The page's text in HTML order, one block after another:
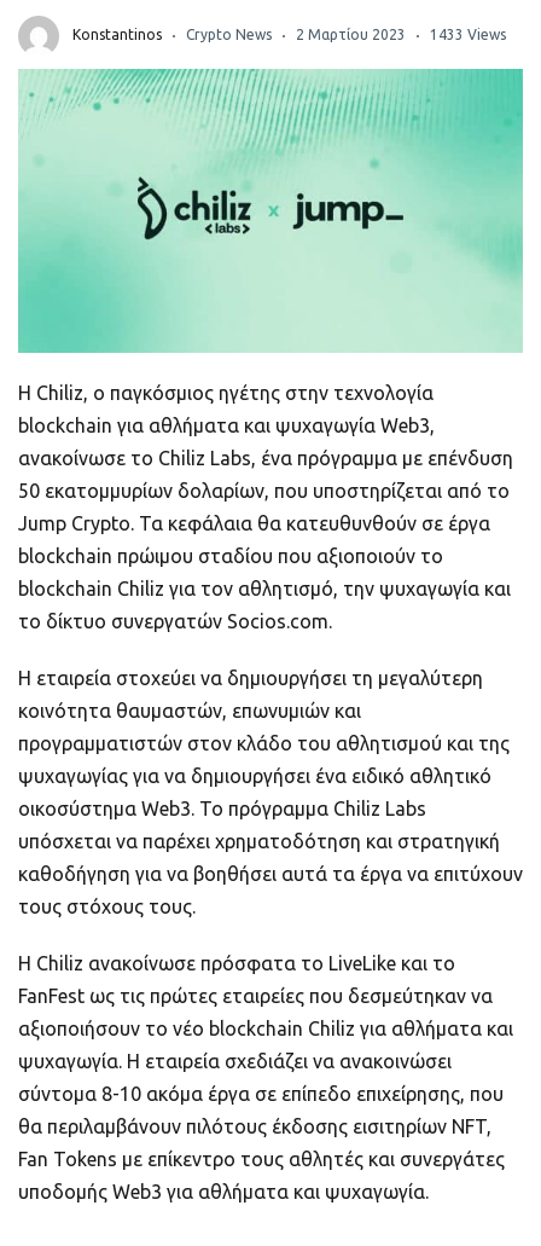
Konstantinos Crypto News 2 Μαρτίου 2023 1433 Views
Η Chiliz, ο παγκόσμιος ηγέτης στην τεχνολογία
blockchain για αθλήματα και ψυχαγωγία Web3,
ανακοίνωσε το Chiliz Labs, ένα πρόγραμμα με επένδυση
50 εκατομμυρίων δολαρίων, που υποστηρίζεται από το
Jump Crypto. Τα κεφάλαια θα κατευθυνθούν σε έργα
blockchain πρώιμου σταδίου που αξιοποιούν το
blockchain Chiliz για τον αθλητισμό, την ψυχαγωγία και
το δίκτυο συνεργατών Socios.com.
Η εταιρεία στοχεύει να δημιουργήσει τη μεγαλύτερη
κοινότητα θαυμαστών, επωνυμιών και
προγραμματιστών στον κλάδο του αθλητισμού και της
ψυχαγωγίας για να δημιουργήσει ένα ειδικό αθλητικό
οικοσύστημα Web3. Το πρόγραμμα Chiliz Labs
υπόσχεται να παρέχει χρηματοδότηση και στρατηγική
καθοδήγηση για να βοηθήσει αυτά τα έργα να επιτύχουν
τους στόχους τους.
Η Chiliz ανακοίνωσε πρόσφατα το LiveLike και το
FanFest ως τις πρώτες εταιρείες που δεσμεύτηκαν να
αξιοποιήσουν το νέο blockchain Chiliz για αθλήματα και
ψυχαγωγία. Η εταιρεία σχεδιάζει να ανακοινώσει
σύντομα 8-10 ακόμα έργα σε επίπεδο επιχείρησης, που
θα περιλαμβάνουν πιλότους έκδοσης εισιτηρίων NFT,
Fan Tokens με επίκεντρο τους αθλητές και συνεργάτες
υποδομής Web3 για αθλήματα και ψυχαγωγία.
Πορτοφόλια Κρυπτονομισμάτων
Metamask τι είναι και πως λειτουργεί αυτό
το πορτοφόλι;
Τι είναι τα NFTs